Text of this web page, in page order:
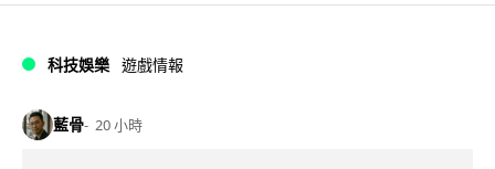
科技娛樂 遊戲情報
藍骨 20 小時